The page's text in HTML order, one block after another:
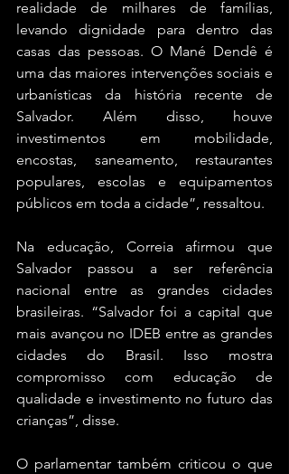
realidade de milhares de famílias,
levando dignidade para dentro das
casas das pessoas. O Mané Dendê é
uma das maiores intervenções sociais e
urbanísticas da história recente de
Salvador. Além disso, houve
investimentos em mobilidade,
encostas, saneamento, restaurantes
populares, escolas e equipamentos
públicos em toda a cidade”, ressaltou.
Na educação, Correia afirmou que
Salvador passou a ser referência
nacional entre as grandes cidades
brasileiras. “Salvador foi a capital que
mais avançou no IDEB entre as grandes
cidades do Brasil. Isso mostra
compromisso com educação de
qualidade e investimento no futuro das
crianças”, disse.
O parlamentar também criticou o que